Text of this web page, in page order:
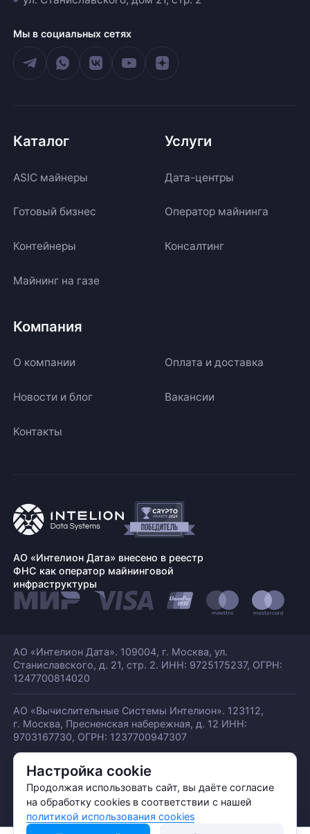
Настройка cookie
Продолжая использовать сайт, вы даёте согласие
на обработку cookies в соответствии с нашей
политикой использования cookies
Мы в социальных сетях
Каталог
ASIC майнеры
Готовый бизнес
Контейнеры
Майнинг на газе
Услуги
Дата-центры
Оператор майнинга
Консалтинг
Компания
О компании Оплата и доставка
Новости и блог Вакансии
Контакты
АО «Интелион Дата» внесено в реестр
ФНС как оператор майнинговой
инфраструктуры
АО «Интелион Дата». 109004, г. Москва, ул.
Станиславского, д. 21, стр. 2. ИНН: 9725175237, ОГРН:
1247700814020
АО «Вычислительные Системы Интелион». 123112,
г. Москва, Пресненская набережная, д. 12 ИНН:
9703167730, ОГРН: 1237700947307
© АО «ИНТЕЛИОН ДАТА» 2026
Политика обработки ПДн
Политика конфиденциальности
Политика использования куки